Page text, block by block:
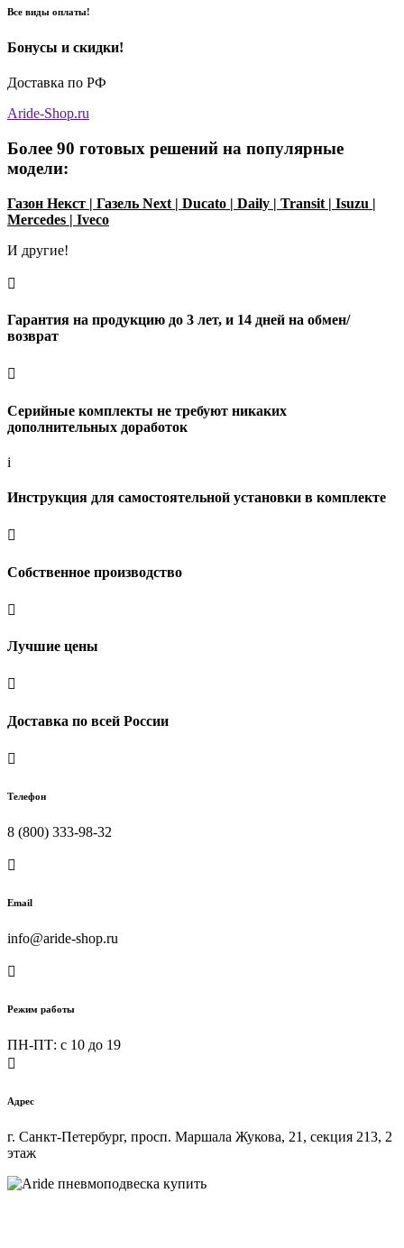
Все виды оплаты!
Бонусы и скидки!
Доставка по РФ
Aride-Shop.ru
Более 90 готовых решений на популярные
модели:
Газон Некст | Газель Next | Ducato | Daily | Transit | Isuzu |
Mercedes | Iveco
И другие!

Гарантия на продукцию до 3 лет, и 14 дней на обмен/
возврат

Серийные комплекты не требуют никаких
дополнительных доработок
i
Инструкция для самостоятельной установки в комплекте

Собственное производство

Лучшие цены

Доставка по всей России

Телефон
8 (800) 333-98-32

Email
info@aride-shop.ru

Режим работы
ПН-ПТ: c 10 до 19

Адрес
г. Санкт-Петербург, просп. Маршала Жукова, 21, секция 213, 2
этаж